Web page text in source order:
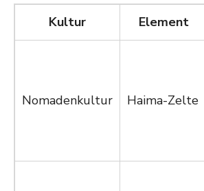
Kultur Element
Nomadenkultur Haima-Zelte